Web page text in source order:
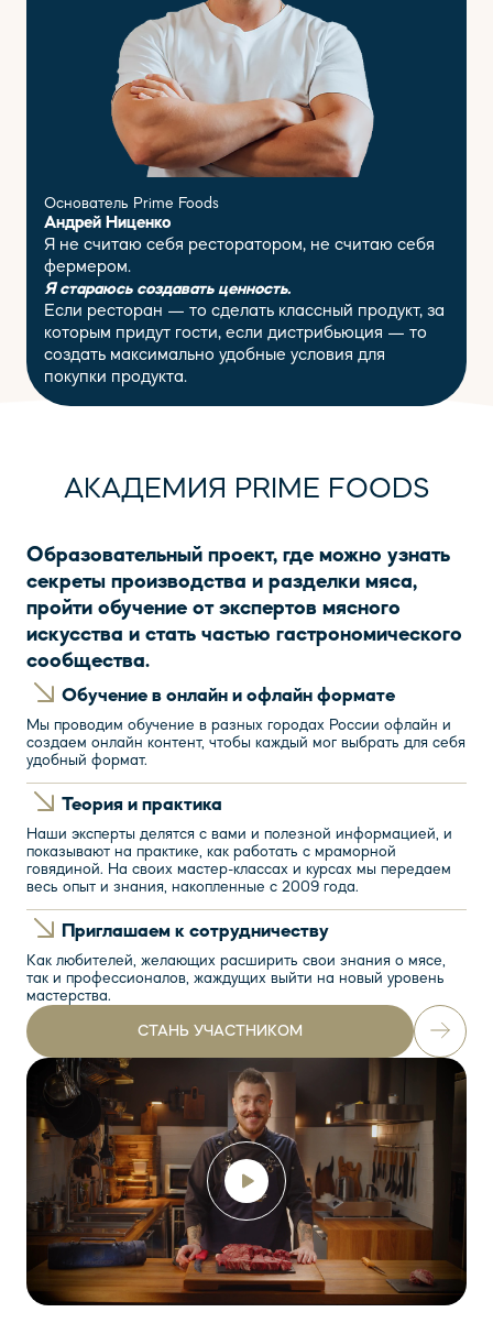
Основатель Prime Foods
Андрей Ниценко
Я не считаю себя ресторатором, не считаю себя
фермером.
Я стараюсь создавать ценность.
Если ресторан — то сделать классный продукт, за
которым придут гости, если дистрибьюция — то
создать максимально удобные условия для
покупки продукта.
АКАДЕМИЯ PRIME FOODS
Образовательный проект, где можно узнать
секреты производства и разделки мяса,
пройти обучение от экспертов мясного
искусства и стать частью гастрономического
сообщества.
Обучение в онлайн и офлайн формате
Мы проводим обучение в разных городах России офлайн и
создаем онлайн контент, чтобы каждый мог выбрать для себя
удобный формат.
Теория и практика
Наши эксперты делятся с вами и полезной информацией, и
показывают на практике, как работать с мраморной
говядиной. На своих мастер-классах и курсах мы передаем
весь опыт и знания, накопленные с 2009 года.
Приглашаем к сотрудничеству
Как любителей, желающих расширить свои знания о мясе,
так и профессионалов, жаждущих выйти на новый уровень
мастерства.
СТАНЬ УЧАСТНИКОМ